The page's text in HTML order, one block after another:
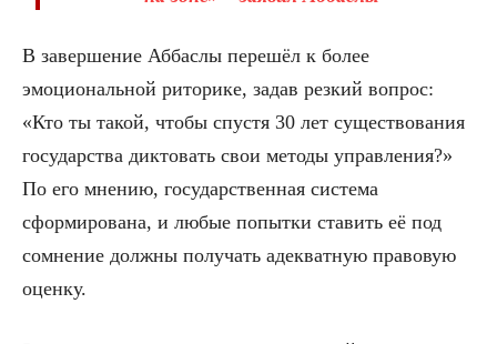
В завершение Аббаслы перешёл к более
эмоциональной риторике, задав резкий вопрос:
«Кто ты такой, чтобы спустя 30 лет существования
государства диктовать свои методы управления?»
По его мнению, государственная система
сформирована, и любые попытки ставить её под
сомнение должны получать адекватную правовую
оценку.